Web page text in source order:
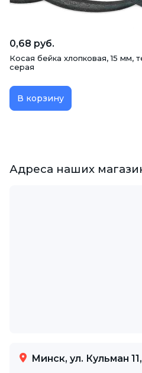
0,68 руб.
Косая бейка хлопковая, 15 мм,
серая
В корзину
Адреса наших
Минск, ул. Кульман